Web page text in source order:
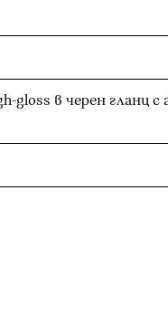
gloss в черен гланц с